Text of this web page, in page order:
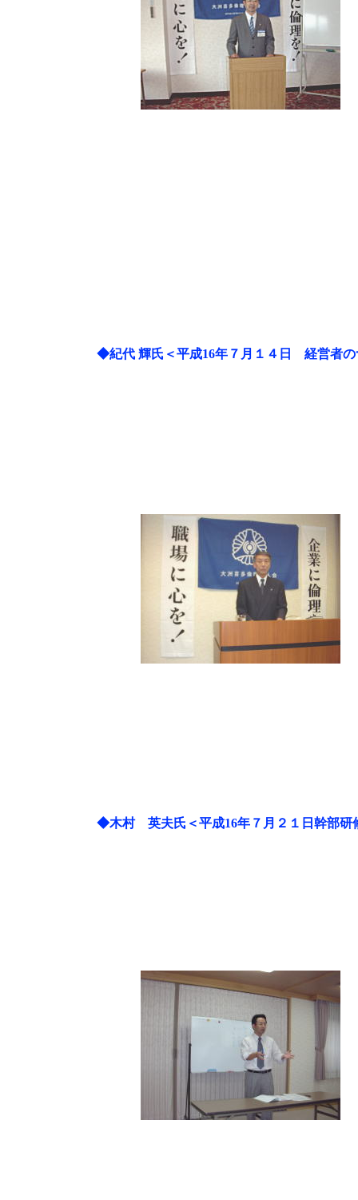
◆紀代 輝氏＜平成16年７月１４日 経営者の
◆木村 英夫氏＜平成16年７月２１日幹部研